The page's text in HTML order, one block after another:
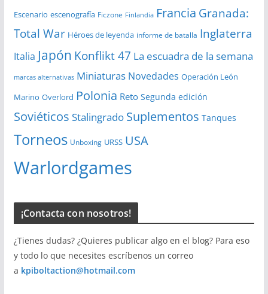
Escenario escenografía Ficzone Finlandia Francia Granada:
Total War Héroes de leyenda informe de batalla Inglaterra
Italia Japón Konflikt 47 La escuadra de la semana
marcas alternativas Miniaturas Novedades Operación León
Marino Overlord Polonia Reto Segunda edición
Soviéticos Stalingrado Suplementos Tanques
Torneos Unboxing URSS USA
Warlordgames
¡Contacta con nosotros!
¿Tienes dudas? ¿Quieres publicar algo en el blog? Para eso
y todo lo que necesites escríbenos un correo
a kpiboltaction@hotmail.com